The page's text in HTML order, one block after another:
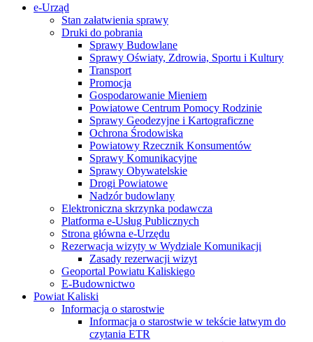
e-Urząd
Stan załatwienia sprawy
Druki do pobrania
Sprawy Budowlane
Sprawy Oświaty, Zdrowia, Sportu i Kultury
Transport
Promocja
Gospodarowanie Mieniem
Powiatowe Centrum Pomocy Rodzinie
Sprawy Geodezyjne i Kartograficzne
Ochrona Środowiska
Powiatowy Rzecznik Konsumentów
Sprawy Komunikacyjne
Sprawy Obywatelskie
Drogi Powiatowe
Nadzór budowlany
Elektroniczna skrzynka podawcza
Platforma e-Usług Publicznych
Strona główna e-Urzędu
Rezerwacja wizyty w Wydziale Komunikacji
Zasady rezerwacji wizyt
Geoportal Powiatu Kaliskiego
E-Budownictwo
Powiat Kaliski
Informacja o starostwie
Informacja o starostwie w tekście łatwym do
czytania ETR